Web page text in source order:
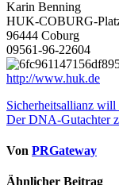
Karin Benning
HUK-COBURG-
96444 Coburg
09561-96-22604
http://www.huk.de
Sicherheitsallianz will
Der DNA-Gutachter
Von PRGateway
Ähnlicher Beitrag